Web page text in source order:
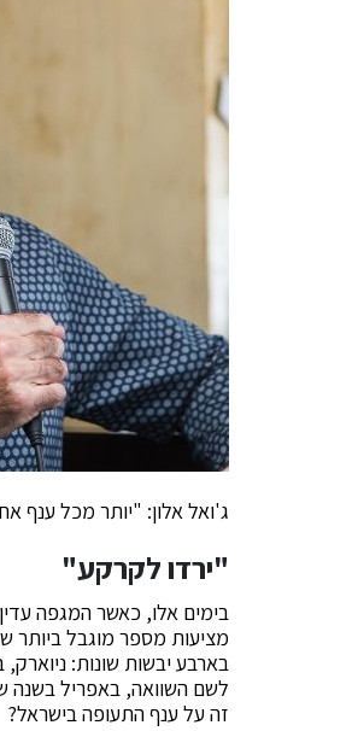
ג'ואל אלון: "יותר מכל ענף
"ירדו לקרקע"
בימים אלו, כאשר המגפה
מציעות מספר מוגבל ביותר
זה על ענף התעופה בישראל?